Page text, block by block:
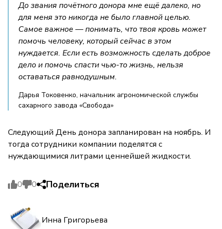
До звания почётного донора мне ещё далеко, но
для меня это никогда не было главной целью.
Самое важное — понимать, что твоя кровь может
помочь человеку, который сейчас в этом
нуждается. Если есть возможность сделать доброе
дело и помочь спасти чью-то жизнь, нельзя
оставаться равнодушным.
Дарья Токовенко, начальник агрономической службы
сахарного завода «Свобода»
Следующий День донора запланирован на ноябрь. И
тогда сотрудники компании поделятся с
нуждающимися литрами ценнейшей жидкости.
0 0 Поделиться
Инна Григорьева